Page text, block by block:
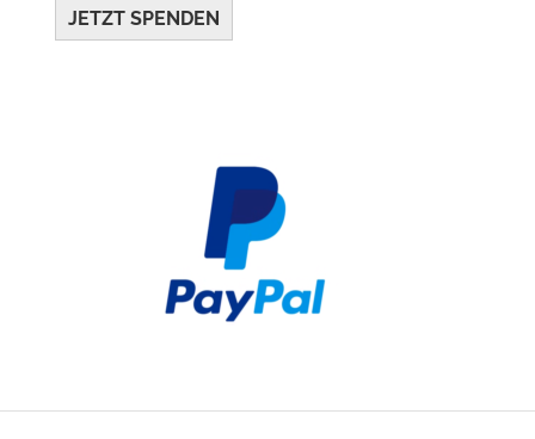
JETZT SPENDEN